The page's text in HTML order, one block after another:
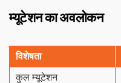
म्यूटेशन का अवलोकन
विशेषता
कुल म्यूटेशन